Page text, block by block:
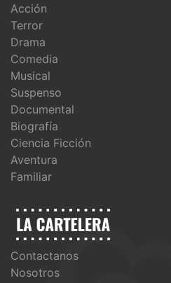
Acción
Terror
Drama
Comedia
Musical
Suspenso
Documental
Biografía
Ciencia Ficción
Aventura
Familiar
Contactanos
Nosotros